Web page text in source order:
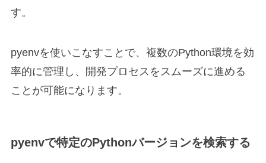
す。
pyenvを使いこなすことで、複数のPython環境を効
率的に管理し、開発プロセスをスムーズに進める
ことが可能になります。
pyenvで特定のPythonバージョンを検索する